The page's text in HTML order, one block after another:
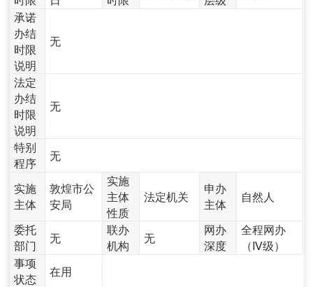
承诺
办结
时限
说明
无
法定
办结
时限
说明
无
特别
程序
无
实施
主体
敦煌市公
安局
实施
主体
性质
法定机关
申办
主体
自然人
委托
部门
无
联办
机构
无
网办
深度
全程网办
（Ⅳ级）
事项
状态
在用